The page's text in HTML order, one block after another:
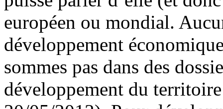
européen ou mondial.
développement
sommes pas dans des
développement du